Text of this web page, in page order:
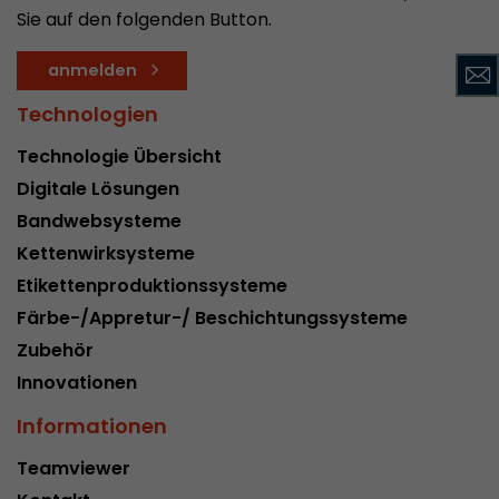
Sie auf den folgenden Button.
anmelden
Technologien
Technologie Übersicht
Digitale Lösungen
Bandwebsysteme
Kettenwirksysteme
Etikettenproduktionssysteme
Färbe-/Appretur-/ Beschichtungssysteme
Zubehör
Innovationen
Informationen
Teamviewer
Zweck
Dieses Cookie ist das Besucherquellen Cookie.
Besucherquellen Informationen des aktuellen
Informationen welche über Kampagnen
übergeben wurden. Ebenfalls speichert dieses
Besucherquelle des letztes Besuches anderst
aktuelle. Wenn keine Informationen zur
diesem Wege kann Google Analytics
Conversions und E-Commerce Transaktionen
Besucherquelle zuordnen. Das Cookie enthält
Informationen über vergangene
Name
Provider https://analytics.google.com